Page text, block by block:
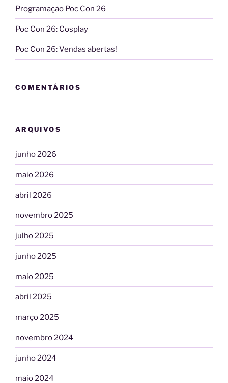
Programação Poc Con 26
Poc Con 26: Cosplay
Poc Con 26: Vendas abertas!
COMENTÁRIOS
ARQUIVOS
junho 2026
maio 2026
abril 2026
novembro 2025
julho 2025
junho 2025
maio 2025
abril 2025
março 2025
novembro 2024
junho 2024
maio 2024